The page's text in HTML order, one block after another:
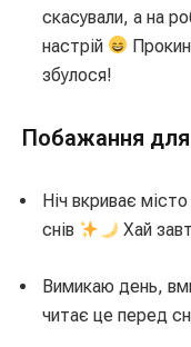
скасували, а на
настрій
збулося!
Побажання
Ніч вкриває
снів
Хай
Вимикаю день,
читає це перед